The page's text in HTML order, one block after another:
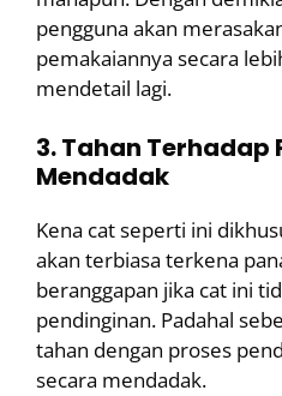
pengguna akan
pemakaiannya secara
mendetail lagi.
3. Tahan Terhadap
Mendadak
Kena cat seperti ini
akan terbiasa terkena
beranggapan jika cat ini
pendinginan. Padahal
tahan dengan proses
secara mendadak.